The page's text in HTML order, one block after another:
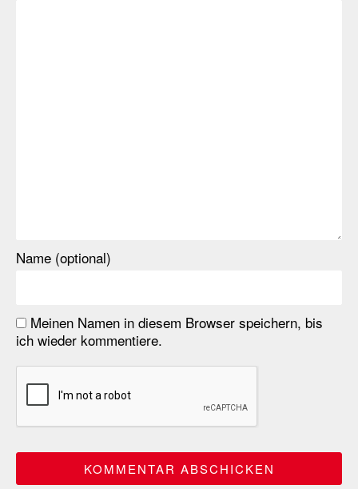
Name (optional)
Meinen Namen in diesem Browser speichern, bis
ich wieder kommentiere.